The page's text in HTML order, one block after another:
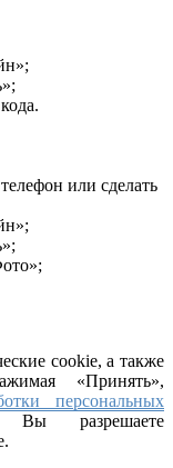
или сделать
cookie, а также
«Принять»,
персональных
разрешаете